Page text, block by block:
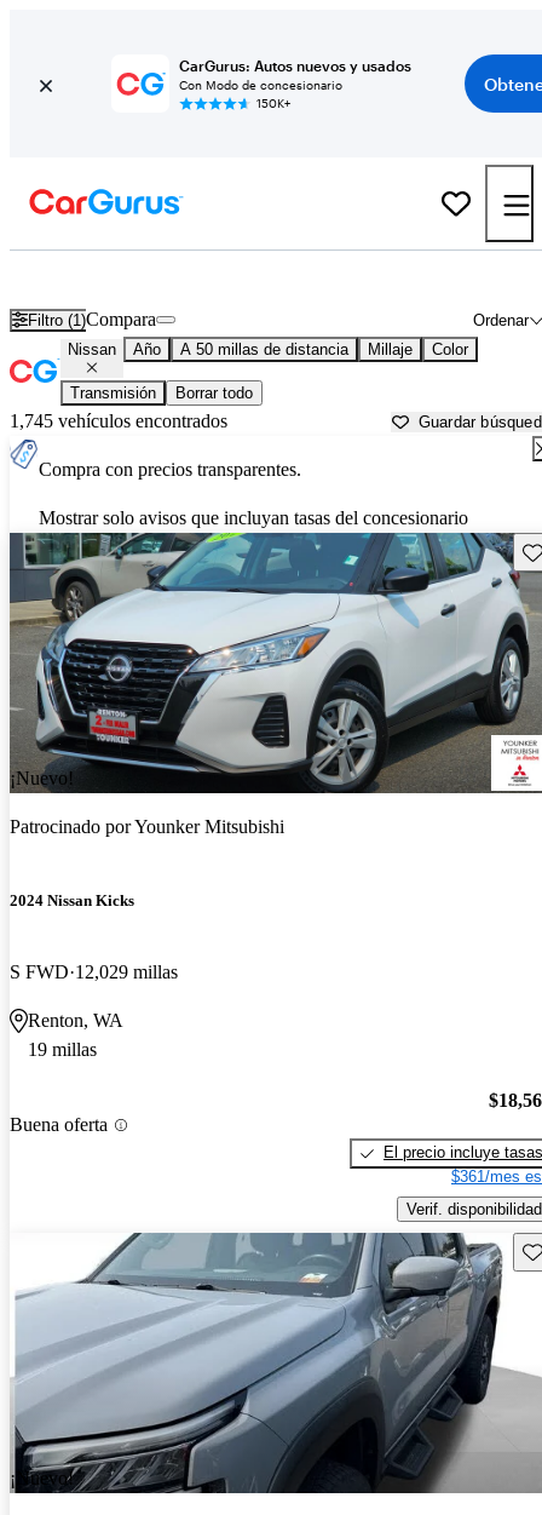
CarGurus: Autos nuevos y usados
Con Modo de concesionario
150K+
Filtro (1) Ordenar
Compara
Nissan Año A 50 millas de distancia Millaje Color
Transmisión Borrar todo
1,745 vehículos encontrados Guardar
Compra con precios transparentes.
Mostrar solo avisos que incluyan tasas del concesionario
¡Nuevo!
Patrocinado porYounker Mitsubishi
2024 Nissan Kicks
S FWD 12,029 millas
Renton, WA
19 millas
Buena oferta
El precio incluye tasas
$361/mes
Verif. disponibilidad
¡Nuevo!